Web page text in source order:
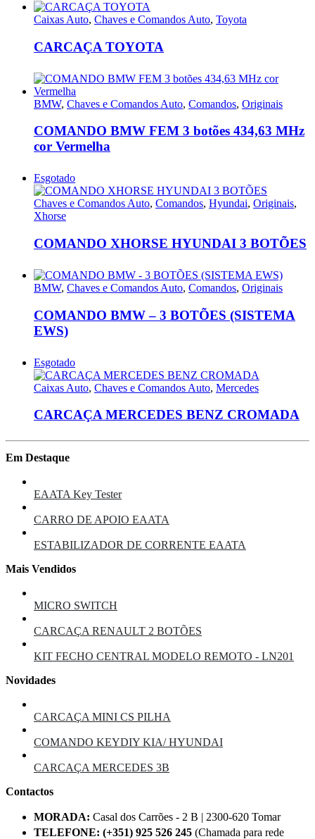
Caixas Auto, Chaves e Comandos Auto, Toyota
CARCAÇA TOYOTA
BMW, Chaves e Comandos Auto, Comandos, Originais
COMANDO BMW FEM 3 botões 434,63 MHz
cor Vermelha
Esgotado
Chaves e Comandos Auto, Comandos, Hyundai, Originais,
Xhorse
COMANDO XHORSE HYUNDAI 3 BOTÕES
BMW, Chaves e Comandos Auto, Comandos, Originais
COMANDO BMW – 3 BOTÕES (SISTEMA
EWS)
Esgotado
Caixas Auto, Chaves e Comandos Auto, Mercedes
CARCAÇA MERCEDES BENZ CROMADA
Em Destaque
EAATA Key Tester
CARRO DE APOIO EAATA
ESTABILIZADOR DE CORRENTE EAATA
Mais Vendidos
MICRO SWITCH
CARCAÇA RENAULT 2 BOTÕES
KIT FECHO CENTRAL MODELO REMOTO - LN201
Novidades
CARCAÇA MINI CS PILHA
COMANDO KEYDIY KIA/ HYUNDAI
CARCAÇA MERCEDES 3B
Contactos
MORADA: Casal dos Carrões - 2 B | 2300-620 Tomar
TELEFONE: (+351) 925 526 245 (Chamada para rede